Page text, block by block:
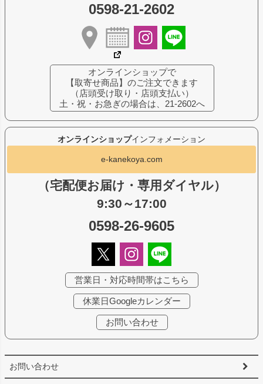
お問い合わせ
オンラインショップインフォメーション
e-kanekoya.com
（宅配便お届け・専用ダイヤル）
9:30～17:00
0598-26-9605
営業日・対応時間帯はこちら
休業日Googleカレンダー
お問い合わせ
0598-21-2602
オンラインショップで
【取寄せ商品】のご注文できます
（店頭受け取り・店頭支払い）
土・祝・お急ぎの場合は、21-2602へ